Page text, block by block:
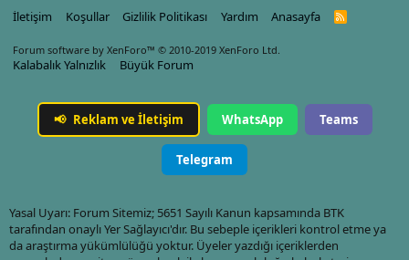
İletişim
Koşullar Gizlilik Politikası Yardım Anasayfa
R
Forum software by XenForo™ © 2010-2019 XenForo Ltd.
Kalabalık Yalnızlık Büyük Forum
📢 Reklam ve İletişim WhatsApp Teams
Telegram
Yasal Uyarı: Forum Sitemiz; 5651 Sayılı Kanun kapsamında BTK
tarafından onaylı Yer Sağlayıcı'dır. Bu sebeple içerikleri kontrol etme ya
da araştırma yükümlülüğü yoktur. Üyeler yazdığı içeriklerden